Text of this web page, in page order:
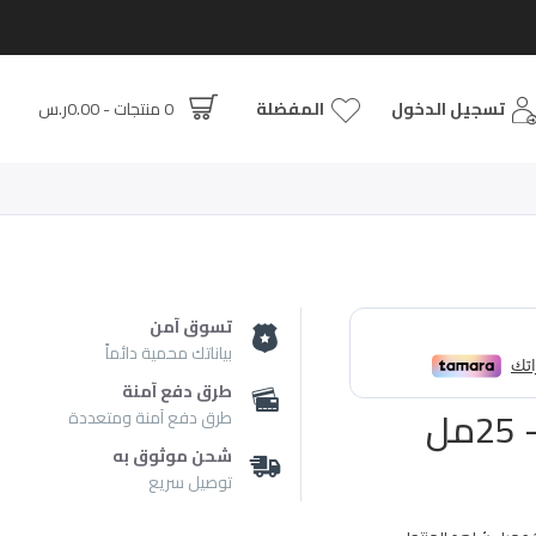
تسجيل الدخول المفضلة 0 منتجات - 0.00ر.س
تسوق آمن
بياناتك محمية دائماً
طرق دفع آمنة
طرق دفع آمنة ومتعددة
شحن موثوق به
توصيل سريع